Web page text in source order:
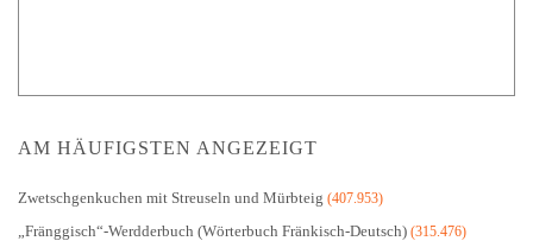
AM HÄUFIGSTEN ANGEZEIGT
Zwetschgenkuchen mit Streuseln und Mürbteig (407.953)
„Fränggisch“-Werdderbuch (Wörterbuch Fränkisch-Deutsch) (315.476)